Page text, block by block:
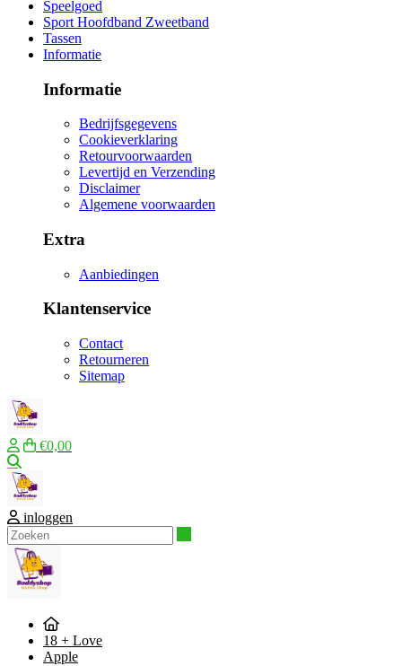
Speelgoed
Sport Hoofdband Zweetband
Tassen
Informatie
Informatie
Bedrijfsgegevens
Cookieverklaring
Retourvoorwaarden
Levertijd en Verzending
Disclaimer
Algemene voorwaarden
Extra
Aanbiedingen
Klantenservice
Contact
Retourneren
Sitemap
€0,00
inloggen
18 + Love
Apple